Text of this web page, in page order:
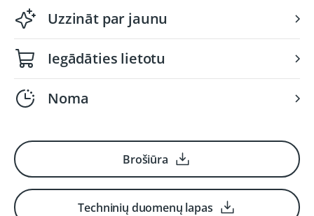
Uzzināt par jaunu
Iegādāties lietotu
Noma
Brošiūra
Techninių duomenų lapas